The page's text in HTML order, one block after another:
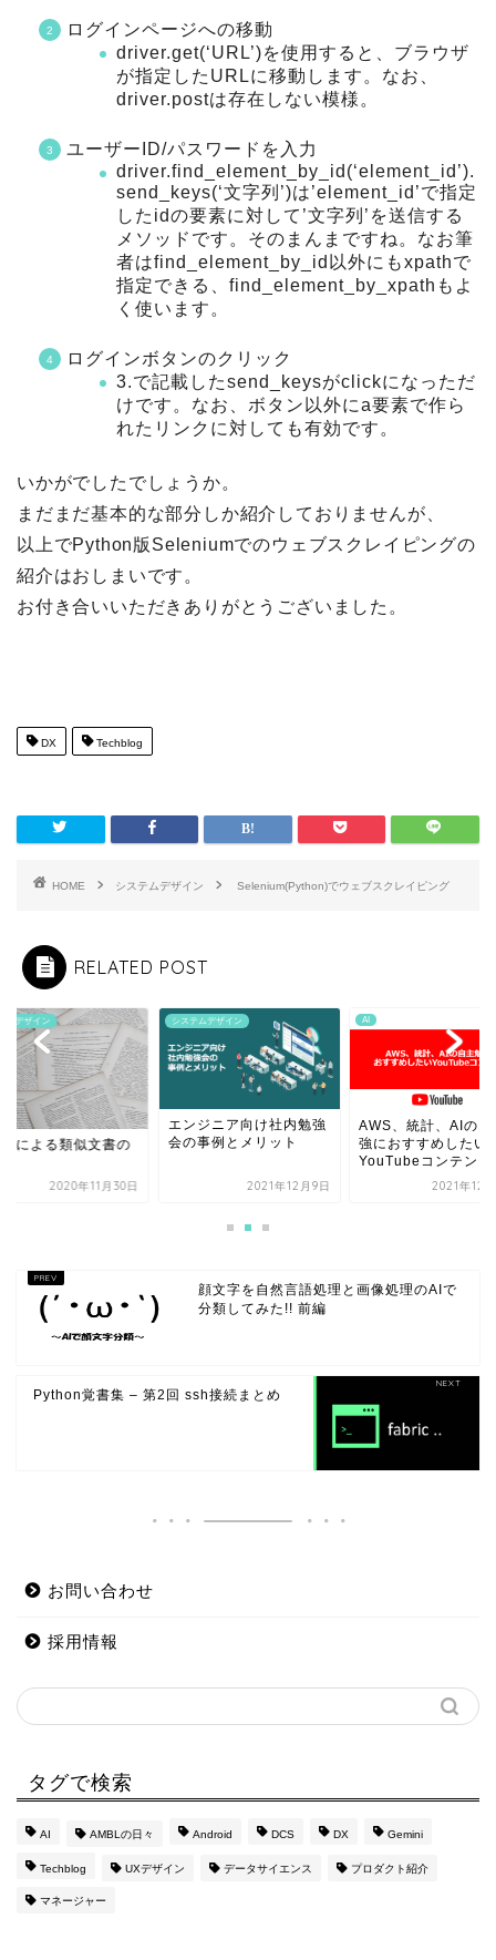
ログインページへの移動
driver.get(‘URL’)を使用すると、ブラウザ
が指定したURLに移動します。なお、
driver.postは存在しない模様。
ユーザーID/パスワードを入力
driver.find_element_by_id(‘element_id’).
send_keys(‘文字列’)は’element_id’で指定
したidの要素に対して’文字列’を送信する
メソッドです。そのまんまですね。なお筆
者はfind_element_by_id以外にもxpathで
指定できる、find_element_by_xpathもよ
く使います。
ログインボタンのクリック
3.で記載したsend_keysがclickになっただ
けです。なお、ボタン以外にa要素で作ら
れたリンクに対しても有効です。
いかがでしたでしょうか。
まだまだ基本的な部分しか紹介しておりませんが、
以上でPython版Seleniumでのウェブスクレイピングの
紹介はおしまいです。
お付き合いいただきありがとうございました。
DX Techblog
HOME システムデザイン Selenium(Python)でウェブスクレイピング
RELATED POST
ムデザイン
による類似文書の
2020年11月30日
システムデザイン
エンジニア向け社内勉強
会の事例とメリット
2021年12月9日
AI
AWS、統計、AIの自
強におすすめしたい
YouTubeコンテン...
2021年12
顔文字を自然言語処理と画像処理のAIで
分類してみた!! 前編
Python覚書集 – 第2回 ssh接続まとめ
お問い合わせ
採用情報
タグで検索
AI AMBLの日々 Android DCS DX Gemini
Techblog UXデザイン データサイエンス プロダクト紹介
マネージャー